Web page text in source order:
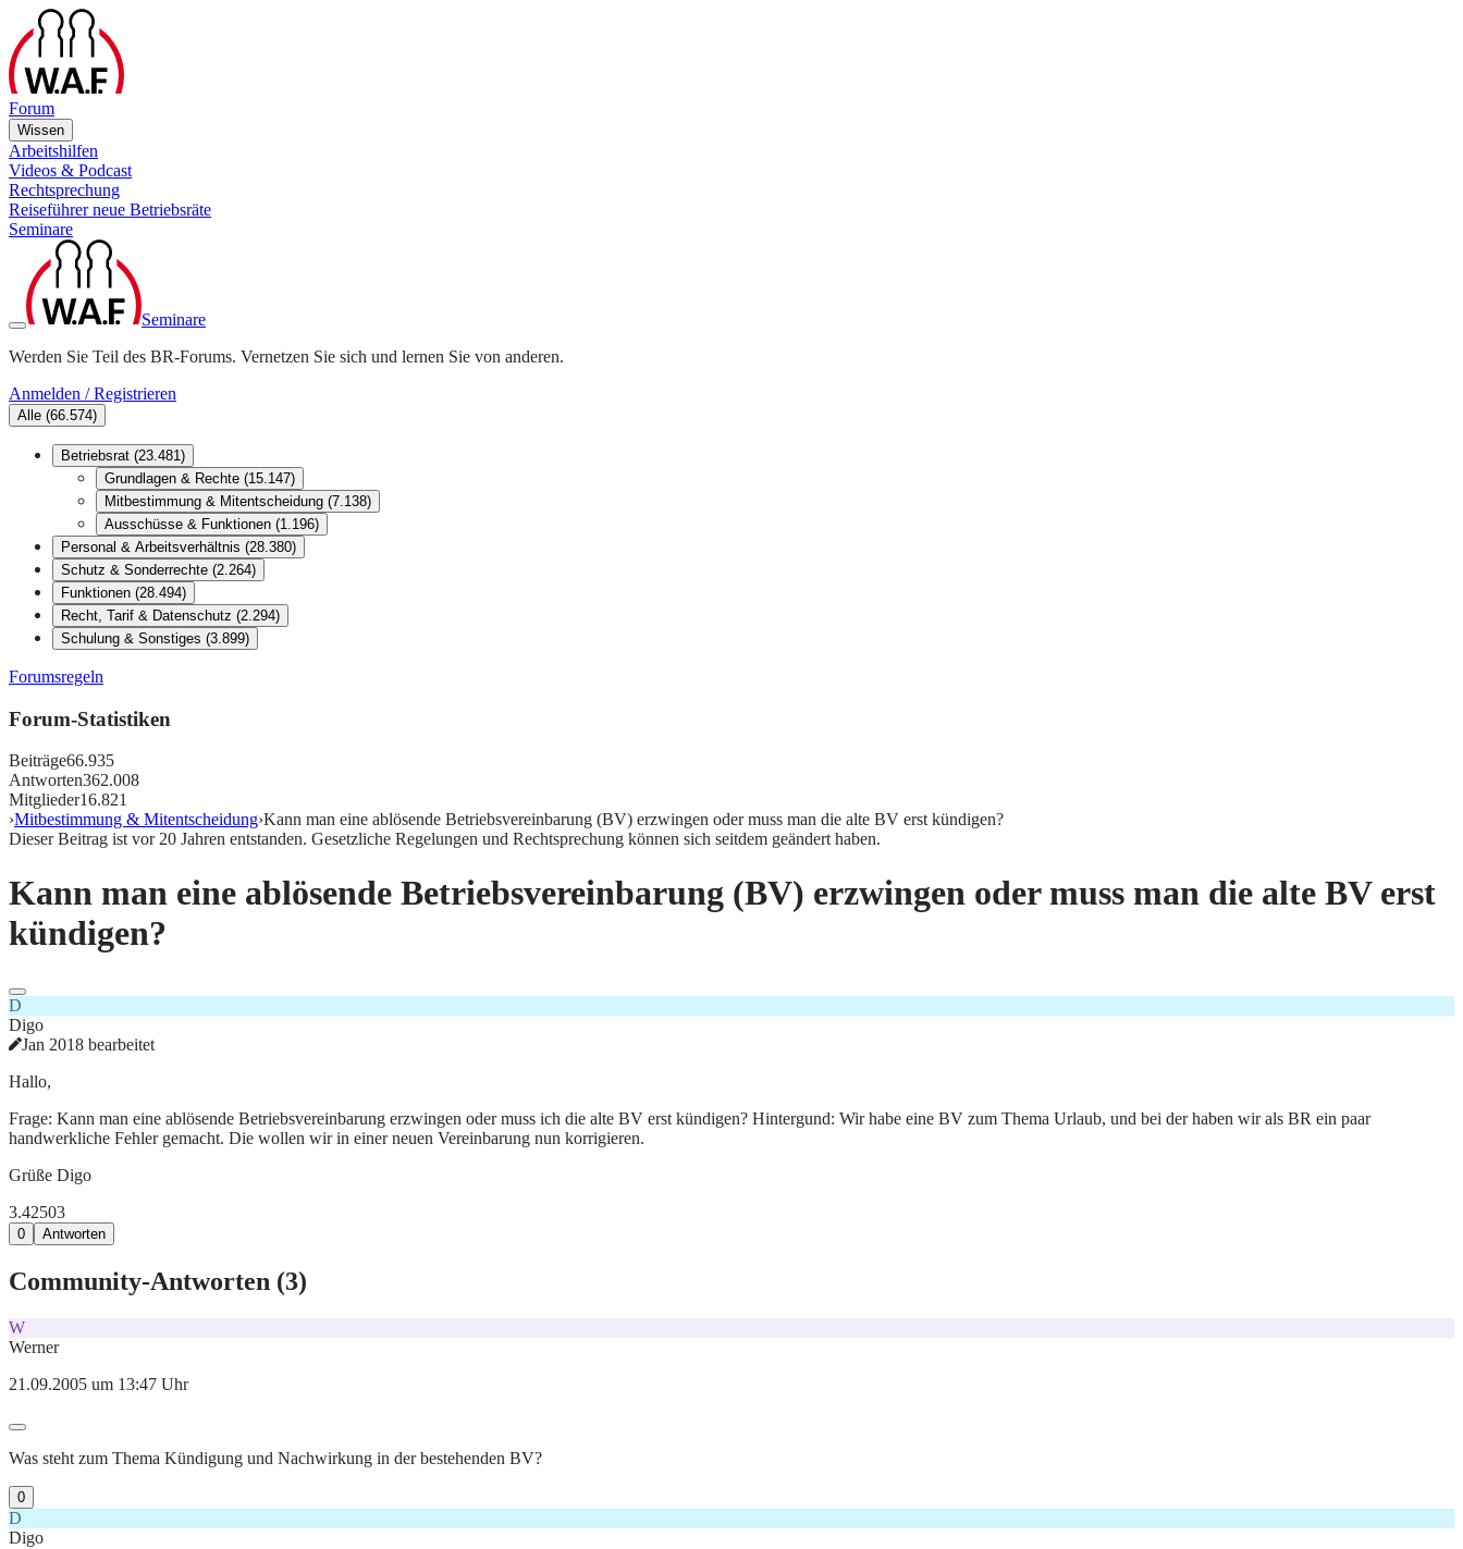
Forum
Wissen
Arbeitshilfen
Videos & Podcast
Rechtsprechung
Reiseführer neue Betriebsräte
Seminare
Seminare
Werden Sie Teil des BR-Forums. Vernetzen Sie sich und lernen Sie von anderen.
Anmelden / Registrieren
Alle (66.574)
Betriebsrat (23.481)
Grundlagen & Rechte (15.147)
Mitbestimmung & Mitentscheidung (7.138)
Ausschüsse & Funktionen (1.196)
Personal & Arbeitsverhältnis (28.380)
Schutz & Sonderrechte (2.264)
Funktionen (28.494)
Recht, Tarif & Datenschutz (2.294)
Schulung & Sonstiges (3.899)
Forumsregeln
Forum-Statistiken
Beiträge66.935
Antworten362.008
Mitglieder16.821
›Mitbestimmung & Mitentscheidung›Kann man eine ablösende Betriebsvereinbarung (BV) erzwingen oder muss man die alte BV erst kündigen?
Dieser Beitrag ist vor20 Jahren entstanden. Gesetzliche Regelungen und Rechtsprechung können sich seitdem geändert haben.
Kann man eine ablösende Betriebsvereinbarung (BV) erzwingen oder muss man die alte BV erst
kündigen?
D
Digo
Jan 2018 bearbeitet
Hallo,
Frage: Kann man eine ablösende Betriebsvereinbarung erzwingen oder muss ich die alte BV erst kündigen? Hintergund: Wir habe eine BV zum Thema Urlaub, und bei der haben wir als BR ein paar
handwerkliche Fehler gemacht. Die wollen wir in einer neuen Vereinbarung nun korrigieren.
Grüße Digo
3.42503
0 Antworten
Community-Antworten (3)
W
Werner
21.09.2005 um 13:47 Uhr
Was steht zum Thema Kündigung und Nachwirkung in der bestehenden BV?
0
D
Digo